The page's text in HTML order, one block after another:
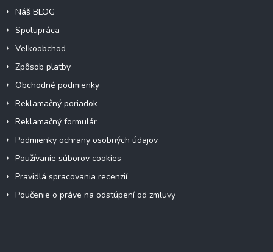
Náš BLOG
Spolupráca
Velkoobchod
Zpôsob platby
Obchodné podmienky
Reklamačný poriadok
Reklamačný formulár
Podmienky ochrany osobných údajov
Používanie súborov cookies
Pravidlá spracovania recenzií
Poučenie o práve na odstúpení od zmluvy